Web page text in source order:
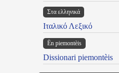
Στα ελληνικά
Ιταλικό Λεξικό
Ën piemontèis
Dissionari piemontèis